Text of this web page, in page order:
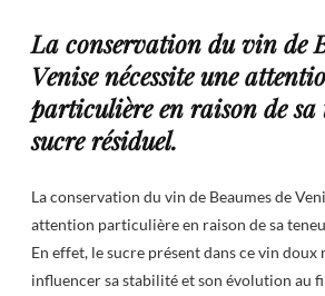
La conservation du vin de
Venise nécessite une
particulière en raison de sa
sucre résiduel.
La conservation du vin de Beaumes de
attention particulière en raison de sa
En effet, le sucre présent dans ce vin
influencer sa stabilité et son évolution au